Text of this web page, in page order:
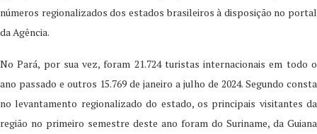
números regionalizados dos estados brasileiros à disposição no portal
da Agência.
No Pará, por sua vez, foram 21.724 turistas internacionais em todo o
ano passado e outros 15.769 de janeiro a julho de 2024. Segundo consta
no levantamento regionalizado do estado, os principais visitantes da
região no primeiro semestre deste ano foram do Suriname, da Guiana